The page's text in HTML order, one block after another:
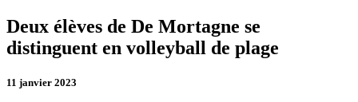
Deux élèves de De Mortagne se
distinguent en volleyball de plage
11 janvier 2023